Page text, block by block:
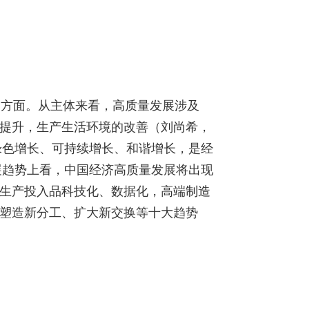
面。从主体来看，高质量发展涉及
升，生产生活环境的改善（刘尚希，
增长、可持续增长、和谐增长，是经
势上看，中国经济高质量发展将出现
产投入品科技化、数据化，高端制造
造新分工、扩大新交换等十大趋势